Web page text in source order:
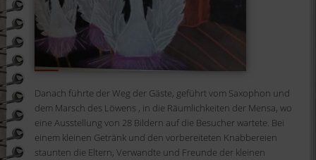
Danach führte der Weg der Gäste, geführt vom Saxophon und
dem Marsch des Löwens , in die Räumlichkeiten der Mensa, wo
eine Ausstellung von 28 Bildern auf die Besucher wartete. Bei
einem kleinen Getränk und den vorbereiteten Knabbereien
staunten die Eltern, Verwandte und Freunde der kleinen